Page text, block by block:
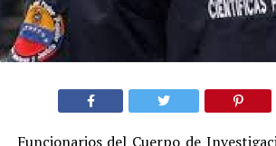
Funcionarios del Cuerpo de